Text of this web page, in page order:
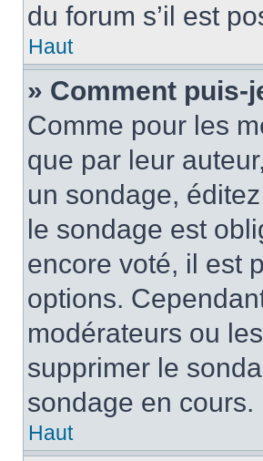
du forum s’il est
Haut
» Comment puis-
Comme pour les
que par leur
un sondage,
le sondage est
encore voté, il est
options.
modérateurs ou
supprimer le
sondage en cours.
Haut